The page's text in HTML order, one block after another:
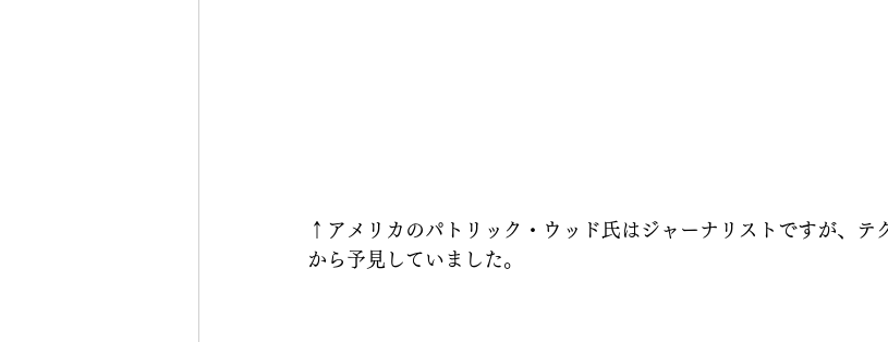
↑アメリカのパトリック・ウッド氏はジャーナリストですが、テ
から予見していました。